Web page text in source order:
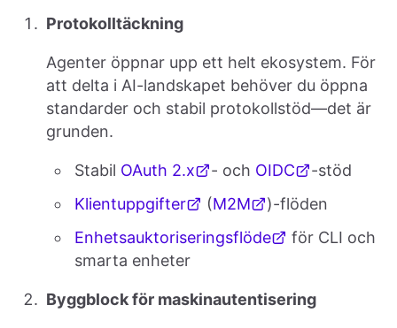
Protokolltäckning
Agenter öppnar upp ett helt ekosystem. För
att delta i AI-landskapet behöver du öppna
standarder och stabil protokollstöd—det är
grunden.
Stabil OAuth 2.x - och OIDC
-stöd
Klientuppgifter
(M2M
)-flöden
Enhetsauktoriseringsflöde
för CLI och
smarta enheter
Byggblock för maskinautentisering